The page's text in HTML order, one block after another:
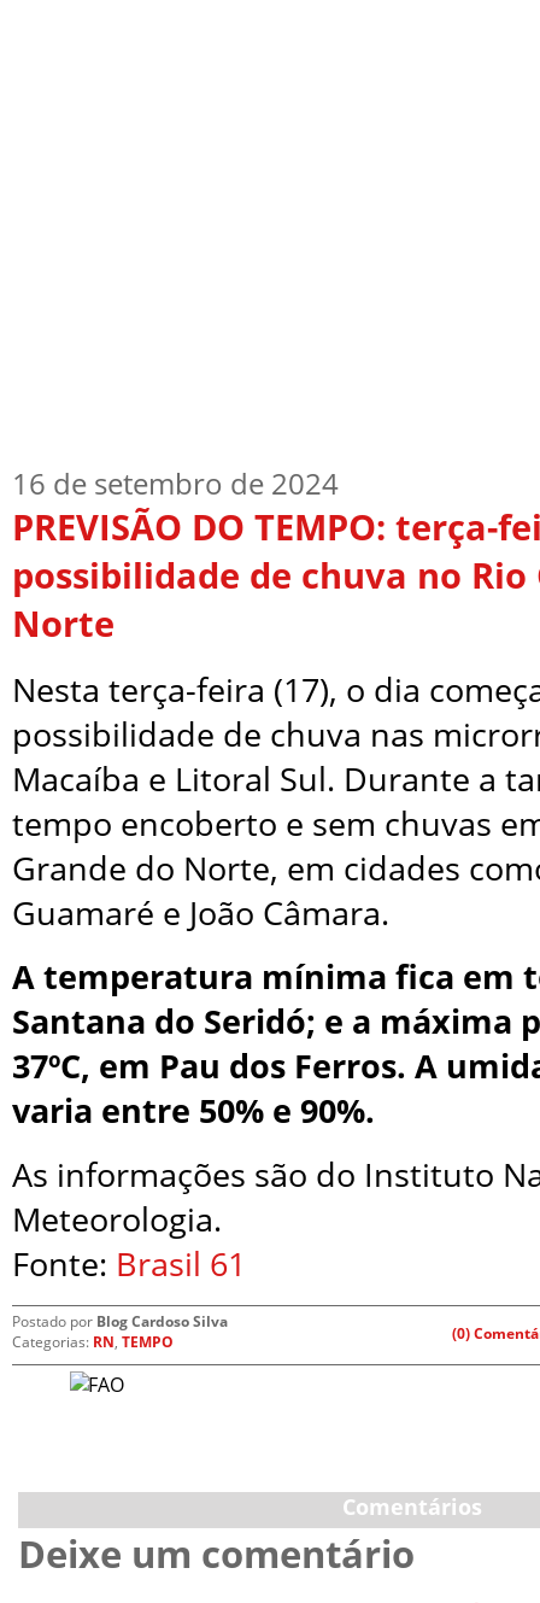
16 de setembro de 2024
PREVISÃO DO TEMPO: terça-
possibilidade de chuva no Rio
Norte
Nesta terça-feira (17), o dia
possibilidade de chuva nas
Macaíba e Litoral Sul. Durante a
tempo encoberto e sem chuvas
Grande do Norte, em cidades
Guamaré e João Câmara.
A temperatura mínima fica em
Santana do Seridó; e a máxima
37ºC, em Pau dos Ferros. A
varia entre 50% e 90%.
As informações são do Instituto
Meteorologia.
Fonte: Brasil 61
Postado por Blog Cardoso Silva
Categorias: RN, TEMPO (0)
Comentários
Deixe um comentário